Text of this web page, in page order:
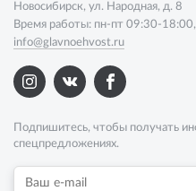
Новосибирск, ул. Народная, д. 8
Время работы: пн-пт 09:30-
info@glavnoehvost.ru
Подпишитесь, чтобы получать
спецпредложениях.